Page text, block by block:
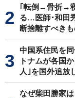
｢転倒→骨折→
る…医師･和田
断捨離すべき
中国系住民を
トナムが各国
人｣を国外追放
なぜ柴田勝家